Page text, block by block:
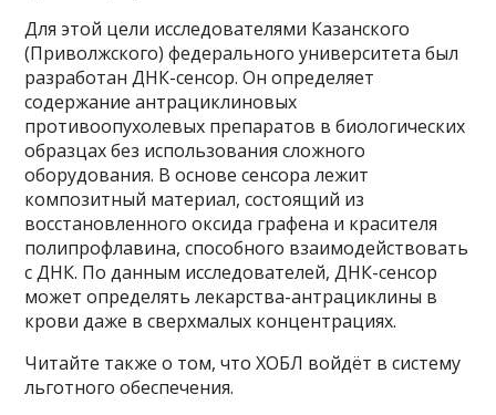
Для этой цели исследователями Казанского
(Приволжского) федерального университета был
разработан ДНК-сенсор. Он определяет
содержание антрациклиновых
противоопухолевых препаратов в биологических
образцах без использования сложного
оборудования. В основе сенсора лежит
композитный материал, состоящий из
восстановленного оксида графена и красителя
полипрофлавина, способного взаимодействовать
с ДНК. По данным исследователей, ДНК-сенсор
может определять лекарства-антрациклины в
крови даже в сверхмалых концентрациях.
Читайте также о том, что ХОБЛ войдёт в систему
льготного обеспечения.